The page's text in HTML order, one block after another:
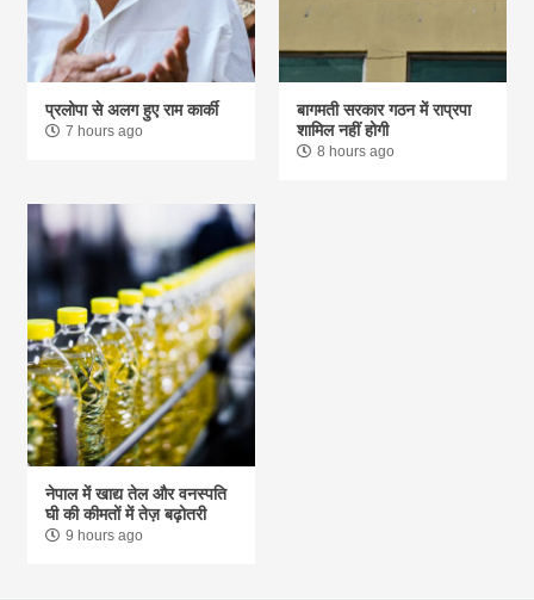
प्रलोपा से अलग हुए राम कार्की
7 hours ago
बागमती सरकार गठन में राप्रपा
शामिल नहीं होगी
8 hours ago
नेपाल में खाद्य तेल और वनस्पति
घी की कीमतों में तेज़ बढ़ोतरी
9 hours ago